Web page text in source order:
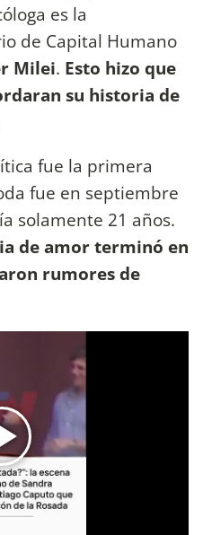
es la
de Capital Humano
Milei. Esto hizo que
su historia de
fue la primera
fue en septiembre
solamente 21 años.
de amor terminó en
rumores de